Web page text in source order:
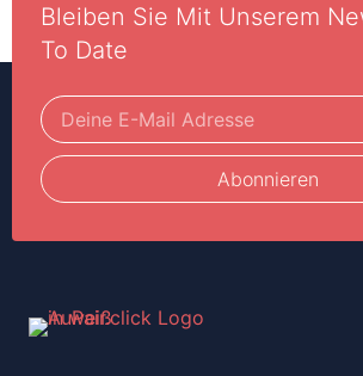
Bleiben Sie Mit Unserem
To Date
Abonnieren